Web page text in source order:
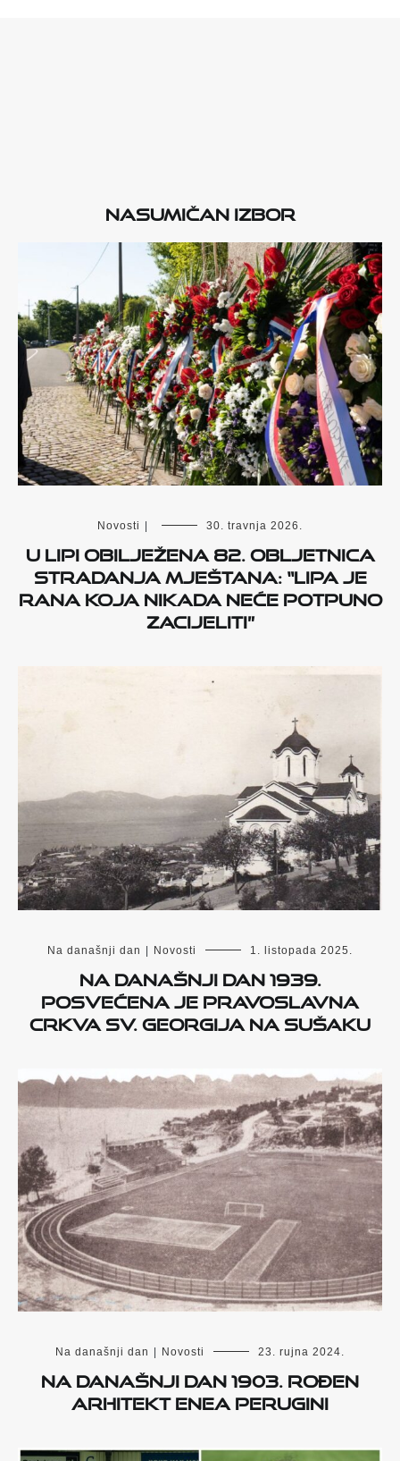
Nasumičan izbor
Novosti 30. travnja 2026.
U Lipi obilježena 82. obljetnica
stradanja mještana: “Lipa je
rana koja nikada neće potpuno
zacijeliti”
Na današnji dan | Novosti 1. listopada 2025.
Na današnji dan 1939.
posvećena je pravoslavna
crkva Sv. Georgija na Sušaku
Na današnji dan | Novosti 23. rujna 2024.
Na današnji dan 1903. rođen
arhitekt Enea Perugini